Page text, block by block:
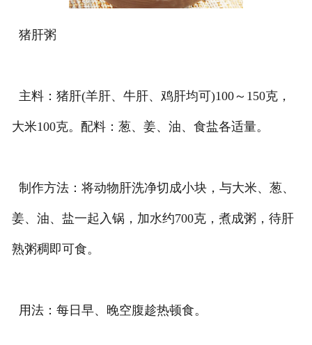
猪肝粥
主料：猪肝(羊肝、牛肝、鸡肝均可)100～150克，
大米100克。配料：葱、姜、油、食盐各适量。
制作方法：将动物肝洗净切成小块，与大米、葱、
姜、油、盐一起入锅，加水约700克，煮成粥，待肝
熟粥稠即可食。
用法：每日早、晚空腹趁热顿食。